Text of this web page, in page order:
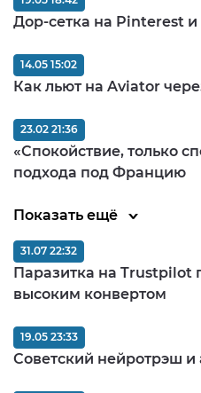
Дор-сетка на Pinterest и
Как льют на Aviator
14.05 15:02
«Спокойствие, только
подхода под Францию
23.02 21:36
Показать ещё
Паразитка на Trustpilot
высоким конвертом
31.07 22:32
Советский нейротрэш и
19.05 23:33